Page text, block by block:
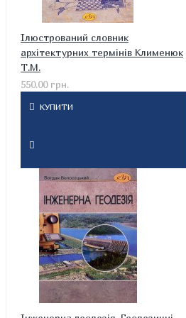
Ілюстрований словник
архітектурних термінів Клименюк
Т.М.
550.00 грн.
КУПИТИ